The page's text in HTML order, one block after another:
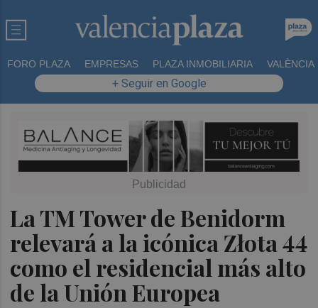
FORO PLAZA EMPRESAS PLAZA INMOBILIARIA VALÈNCIA
+ Seguir en Google
La TM Tower de Benidorm
relevará a la icónica Złota 44
como el residencial más alto
de la Unión Europea